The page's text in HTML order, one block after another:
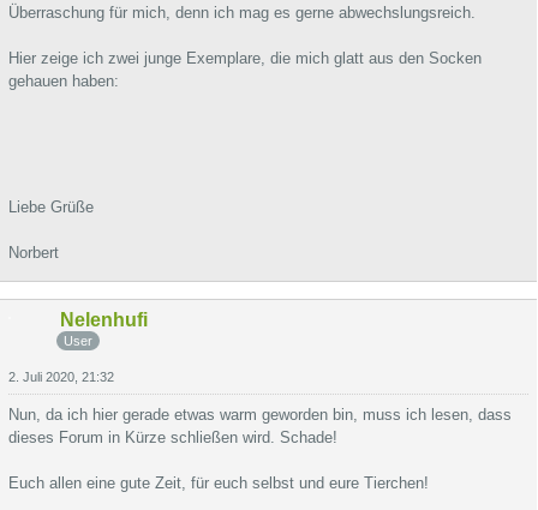
Überraschung für mich, denn ich mag es gerne abwechslungsreich.
Hier zeige ich zwei junge Exemplare, die mich glatt aus den Socken
gehauen haben:
Liebe Grüße
Norbert
Nelenhufi
User
2. Juli 2020, 21:32
Nun, da ich hier gerade etwas warm geworden bin, muss ich lesen, dass
dieses Forum in Kürze schließen wird. Schade!
Euch allen eine gute Zeit, für euch selbst und eure Tierchen!